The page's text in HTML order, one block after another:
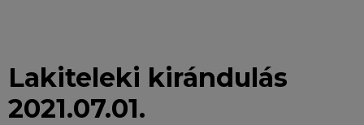
Lakiteleki kirándulás
2021.07.01.